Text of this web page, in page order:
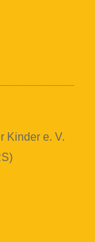
Kinder e. V.